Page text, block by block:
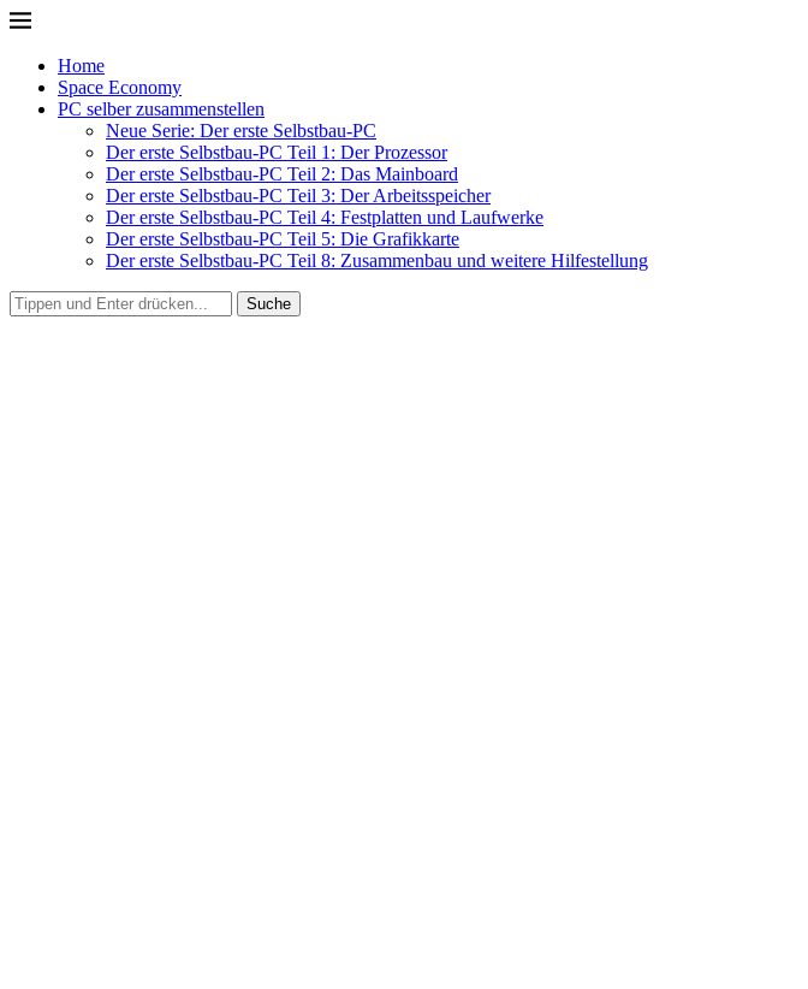
Home
Space Economy
PC selber zusammenstellen
Neue Serie: Der erste Selbstbau-PC
Der erste Selbstbau-PC Teil 1: Der Prozessor
Der erste Selbstbau-PC Teil 2: Das Mainboard
Der erste Selbstbau-PC Teil 3: Der Arbeitsspeicher
Der erste Selbstbau-PC Teil 4: Festplatten und Laufwerke
Der erste Selbstbau-PC Teil 5: Die Grafikkarte
Der erste Selbstbau-PC Teil 8: Zusammenbau und weitere Hilfestellung
Suche